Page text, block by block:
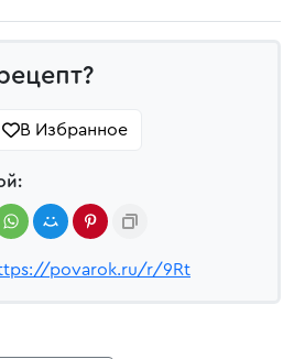
В Избранное
povarok.ru/r/9Rt